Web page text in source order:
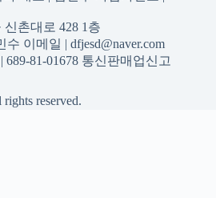
촌대로 428 1층
이메일 | dfjesd@naver.com
81-01678 통신판매업신고
reserved.